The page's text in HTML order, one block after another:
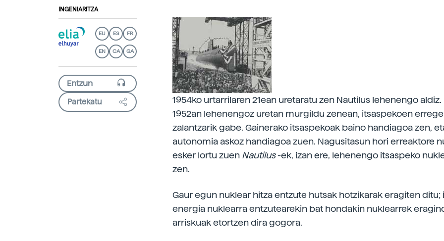
INGENIARITZA
EU ES FR
EN CA GA
Partekatu
1954ko urtarrilaren 21ean uretaratu zen Nautilus lehenengo aldiz.
1952an lehenengoz uretan murgildu zenean, itsaspekoen
zalantzarik gabe. Gainerako itsaspekoak baino handiagoa zen,
autonomia askoz handiagoa zuen. Nagusitasun hori erreaktore
esker lortu zuen Nautilus-ek, izan ere, lehenengo itsaspeko
zen.
Gaur egun nuklear hitza entzute hutsak hotzikarak eragiten ditu;
energia nuklearra entzutearekin bat hondakin nuklearrek
arriskuak etortzen dira gogora.